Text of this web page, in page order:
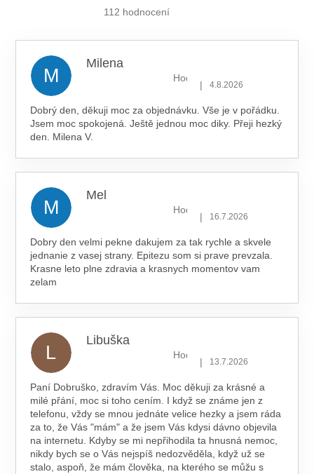
112 hodnocení
M
Milena
Hodnocení obchodu je 5 z 5
| 4.8.2026
Dobrý den, děkuji moc za objednávku. Vše je v pořádku.
Jsem moc spokojená. Ještě jednou moc diky. Přeji hezký
den. Milena V.
M
Mel
Hodnocení obchodu je 5 z 5
| 16.7.2026
Dobry den velmi pekne dakujem za tak rychle a skvele
jednanie z vasej strany. Epitezu som si prave prevzala.
Krasne leto plne zdravia a krasnych momentov vam
zelam
L
Libuška
Hodnocení obchodu je 5 z 5
| 13.7.2026
Paní Dobruško, zdravím Vás. Moc děkuji za krásné a
milé přání, moc si toho cením. I když se známe jen z
telefonu, vždy se mnou jednáte velice hezky a jsem ráda
za to, že Vás "mám" a že jsem Vás kdysi dávno objevila
na internetu. Kdyby se mi nepřihodila ta hnusná nemoc,
nikdy bych se o Vás nejspíš nedozvěděla, když už se
stalo, aspoň, že mám člověka, na kterého se můžu s